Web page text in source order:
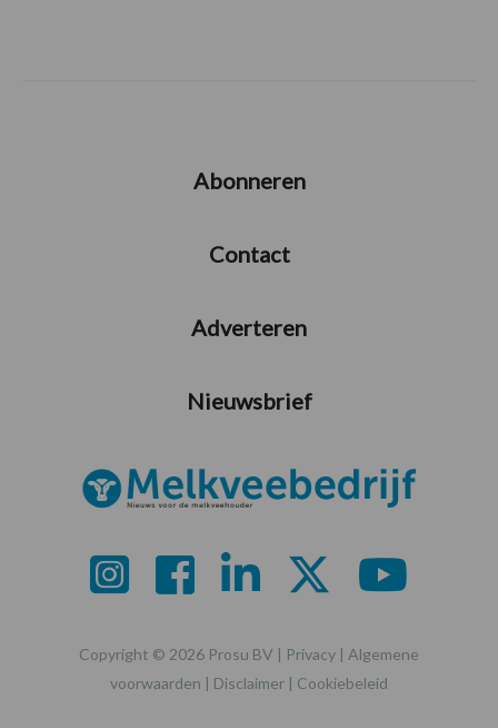
Abonneren
Contact
Adverteren
Nieuwsbrief
Copyright © 2026 Prosu BV | Privacy | Algemene
voorwaarden | Disclaimer | Cookiebeleid